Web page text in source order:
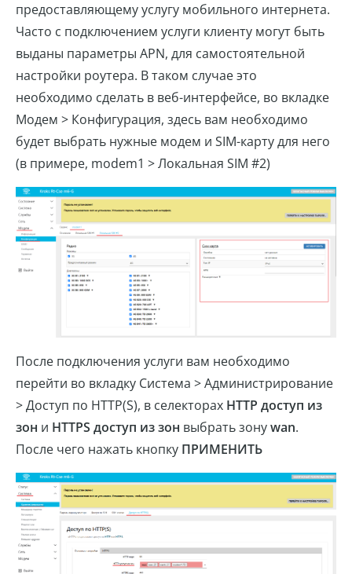
предоставляющему услугу мобильного интернета.
Часто с подключением услуги клиенту могут быть
выданы параметры APN, для самостоятельной
настройки роутера. В таком случае это
необходимо сделать в веб-интерфейсе, во вкладке
Модем > Конфигурация, здесь вам необходимо
будет выбрать нужные модем и SIM-карту для него
(в примере, modem1 > Локальная SIM #2)
После подключения услуги вам необходимо
перейти во вкладку Система > Администрирование
> Доступ по HTTP(S), в селекторах HTTP доступ из
зон и HTTPS доступ из зон выбрать зонуwan.
После чего нажать кнопку ПРИМЕНИТЬ